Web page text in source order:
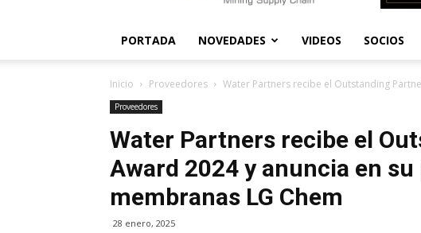
PORTADA NOVEDADES VIDEOS SOCIOS
Inicio Proveedores Water Partners recibe el Outstanding
Proveedores
Water Partners recibe el
Award 2024 y anuncia en
membranas LG Chem
28 enero, 2025